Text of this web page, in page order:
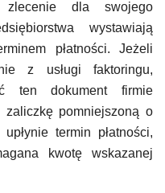
zlecenie dla swojego
wystawiają
płatności. Jeżeli
z usługi faktoringu,
ten dokument firmie
zaliczkę pomniejszoną o
termin płatności,
kwotę wskazanej